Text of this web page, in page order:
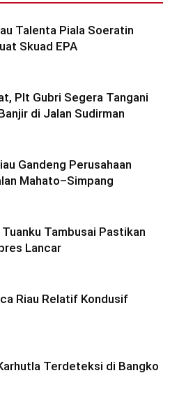
Talenta Piala Soeratin
Skuad EPA
Plt Gubri Segera Tangani
di Jalan Sudirman
Gandeng Perusahaan
Mahato–Simpang
Tuanku Tambusai Pastikan
Lancar
Riau Relatif Kondusif
Terdeteksi di Bangko